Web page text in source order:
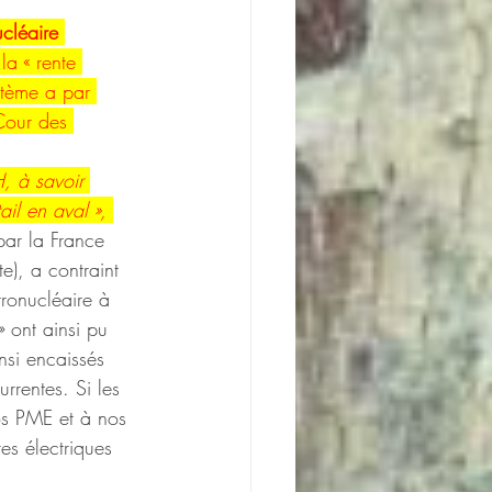
« rente
a par
des
à savoir
en aval »,
la France
a contraint
à
ont ainsi pu
encaissés
Si les
PME et à nos
électriques